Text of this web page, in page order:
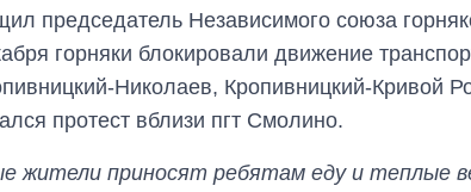
председатель Независимого союза
горняки блокировали движение
Николаев, Кропивницкий-Кривой
протест вблизи пгт Смолино.
жители приносят ребятам еду и теплые